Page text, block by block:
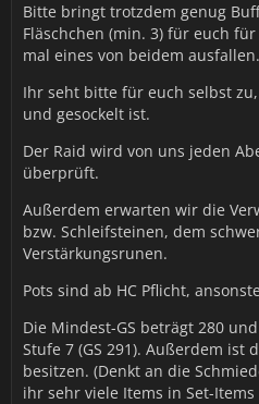
Bitte bringt trotzdem genug
Fläschchen (min. 3) für euch
mal eines von beidem ausfallen.
Ihr seht bitte für euch selbst
und gesockelt ist.
Der Raid wird von uns jeden
überprüft.
Außerdem erwarten wir die
bzw. Schleifsteinen, dem
Verstärkungsrunen.
Pots sind ab HC Pflicht,
Die Mindest-GS beträgt 280
Stufe 7 (GS 291). Außerdem ist
besitzen. (Denkt an die
ihr sehr viele Items in Set-